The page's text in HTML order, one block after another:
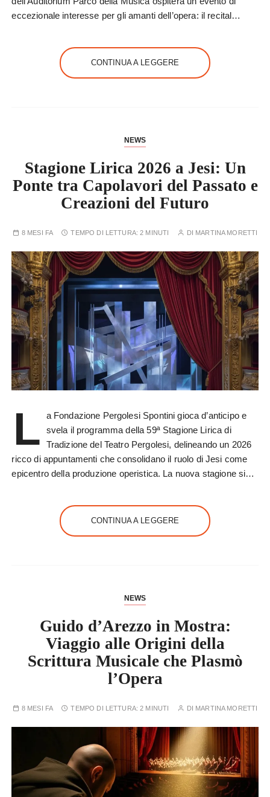
eccezionale interesse per gli amanti dell’opera: il recital…
CONTINUA A LEGGERE
NEWS
Stagione Lirica 2026 a Jesi: Un
Ponte tra Capolavori del Passato e
Creazioni del Futuro
8 MESI FA TEMPO DI LETTURA:2 MINUTI DI MARTINA MORETTI
L
a Fondazione Pergolesi Spontini gioca d’anticipo e
svela il programma della 59ª Stagione Lirica di
Tradizione del Teatro Pergolesi, delineando un 2026
ricco di appuntamenti che consolidano il ruolo di Jesi come
epicentro della produzione operistica. La nuova stagione si…
CONTINUA A LEGGERE
NEWS
Guido d’Arezzo in Mostra:
Viaggio alle Origini della
Scrittura Musicale che Plasmò
l’Opera
8 MESI FA TEMPO DI LETTURA:2 MINUTI DI MARTINA MORETTI